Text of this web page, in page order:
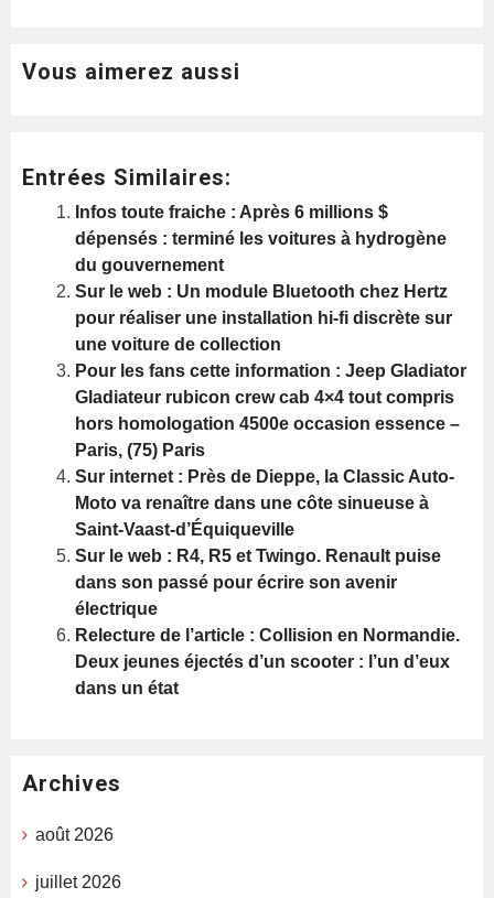
Vous aimerez aussi
Entrées Similaires:
Infos toute fraiche : Après 6 millions $
dépensés : terminé les voitures à hydrogène
du gouvernement
Sur le web : Un module Bluetooth chez Hertz
pour réaliser une installation hi-fi discrète sur
une voiture de collection
Pour les fans cette information : Jeep Gladiator
Gladiateur rubicon crew cab 4×4 tout compris
hors homologation 4500e occasion essence –
Paris, (75) Paris
Sur internet : Près de Dieppe, la Classic Auto-
Moto va renaître dans une côte sinueuse à
Saint-Vaast-d’Équiqueville
Sur le web : R4, R5 et Twingo. Renault puise
dans son passé pour écrire son avenir
électrique
Relecture de l’article : Collision en Normandie.
Deux jeunes éjectés d’un scooter : l’un d’eux
dans un état
Archives
août 2026
juillet 2026